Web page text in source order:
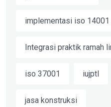
implementasi iso 14001
Integrasi praktik ramah
iso 37001 iujptl
jasa konstruksi